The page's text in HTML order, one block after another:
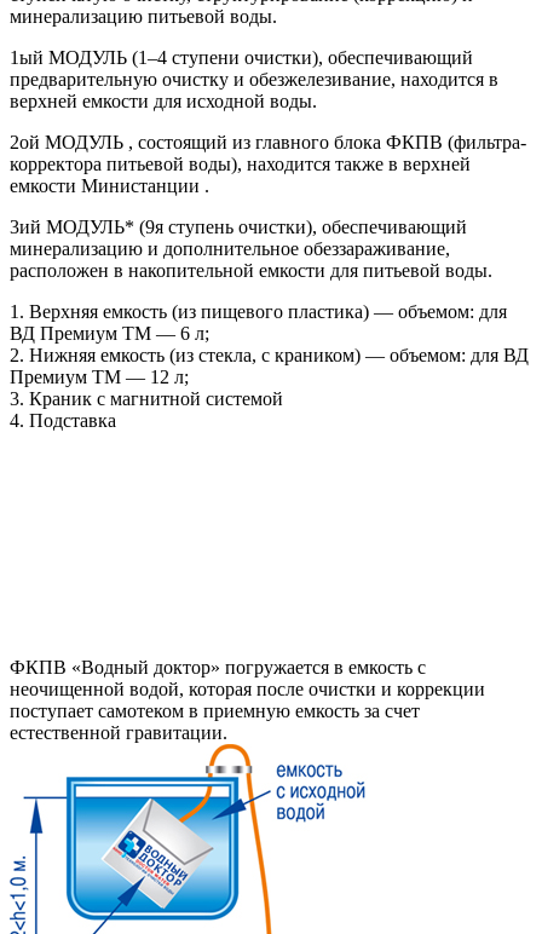
минерализацию питьевой воды.
1ый МОДУЛЬ (1–4 ступени очистки), обеспечивающий
предварительную очистку и обезжелезивание, находится в
верхней емкости для исходной воды.
2ой МОДУЛЬ , состоящий из главного блока ФКПВ (фильтра-
корректора питьевой воды), находится также в верхней
емкости Министанции .
3ий МОДУЛЬ* (9я ступень очистки), обеспечивающий
минерализацию и дополнительное обеззараживание,
расположен в накопительной емкости для питьевой воды.
1. Верхняя емкость (из пищевого пластика) — объемом: для
ВД Премиум ТМ — 6 л;
2. Нижняя емкость (из стекла, с краником) — объемом: для ВД
Премиум ТМ — 12 л;
3. Краник с магнитной системой
4. Подставка
ФКПВ «Водный доктор» погружается в емкость с
неочищенной водой, которая после очистки и коррекции
поступает самотеком в приемную емкость за счет
естественной гравитации.